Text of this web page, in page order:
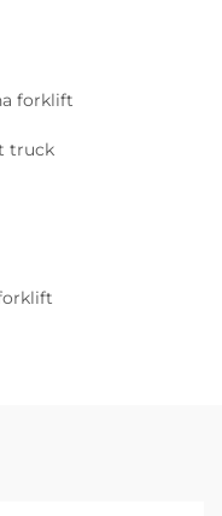
forklift
truck